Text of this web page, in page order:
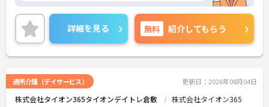
残業は月平均5時間程度なので、ワークライフバラ
ンスを保ちながらご勤務いただけます。また、日曜
は固定休なので、プライベートを大切にしながらご
勤務いただけます。
に詳細をお話しいたしますのでお気軽にご相談くだ
さい！
詳細を見る 無料 紹介してもらう
通所介護（デイサービス） 更新日：2026年08月04日
株式会社タイオン365タイオンデイトレ倉敷 株式会社タイオン365